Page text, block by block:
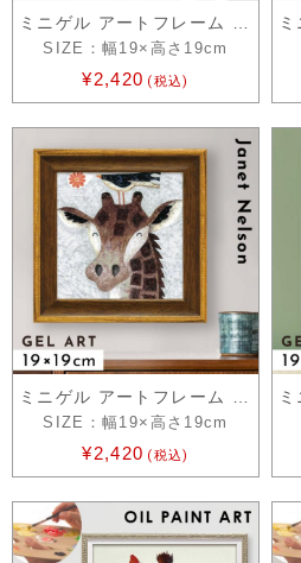
SIZE：幅19×高さ19cm
¥2,420 (税込)
SIZE：幅19×高さ19cm
¥2,420 (税込)